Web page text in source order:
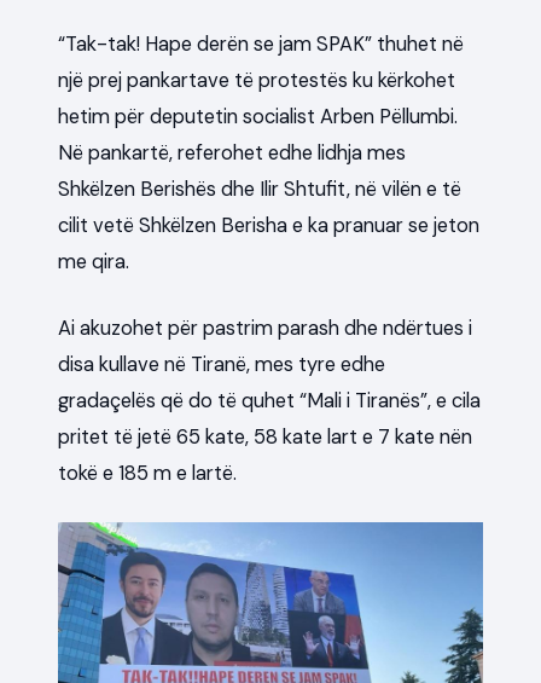
“Tak-tak! Hape derën se jam SPAK” thuhet në
një prej pankartave të protestës ku kërkohet
hetim për deputetin socialist Arben Pëllumbi.
Në pankartë, referohet edhe lidhja mes
Shkëlzen Berishës dhe Ilir Shtufit, në vilën e të
cilit vetë Shkëlzen Berisha e ka pranuar se jeton
me qira.
Ai akuzohet për pastrim parash dhe ndërtues i
disa kullave në Tiranë, mes tyre edhe
gradaçelës që do të quhet “Mali i Tiranës”, e cila
pritet të jetë 65 kate, 58 kate lart e 7 kate nën
tokë e 185 m e lartë.